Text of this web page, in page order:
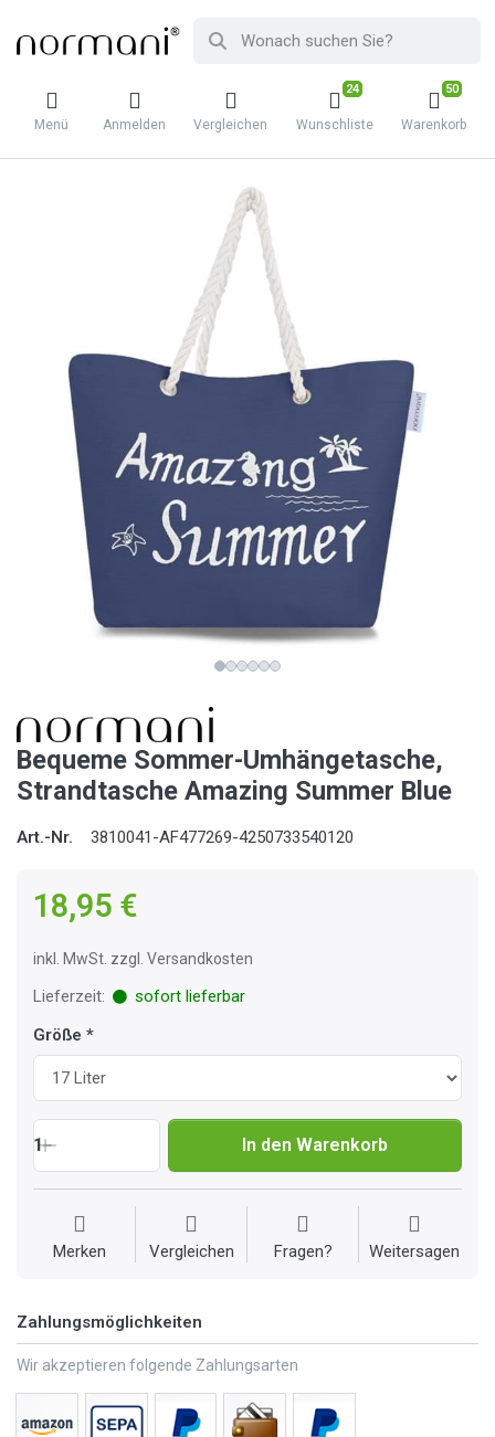
Menü Anmelden Vergleichen
24
Wunschliste
50
Warenkorb
Bequeme Sommer-Umhängetasche,
Strandtasche Amazing Summer Blue
Art.-Nr. 3810041-AF477269-4250733540120
18,95 €
inkl. MwSt. zzgl. Versandkosten
Lieferzeit:
sofort lieferbar
Größe
1 In den Warenkorb
Merken Vergleichen Fragen? Weitersagen
Zahlungsmöglichkeiten
Wir akzeptieren folgende Zahlungsarten